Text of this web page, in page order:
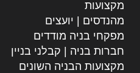
מקצועות
מהנדסים | יועצים
מפקחי בניה מודדים
חברות בניה | קבלני בניין
מקצועות הבניה השונים